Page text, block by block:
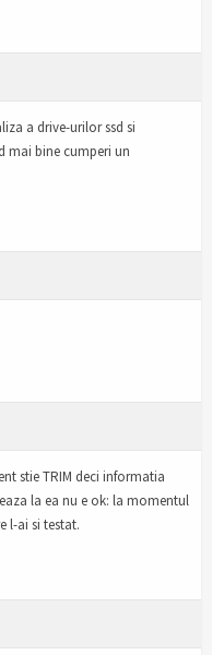
a drive-urilor ssd si
mai bine cumperi un
stie TRIM deci informatia
la ea nu e ok: la momentul
l-ai si testat.